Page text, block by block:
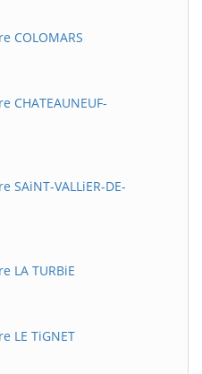
COLOMARS
VALLiER-DE-
LA TURBiE
LE TiGNET